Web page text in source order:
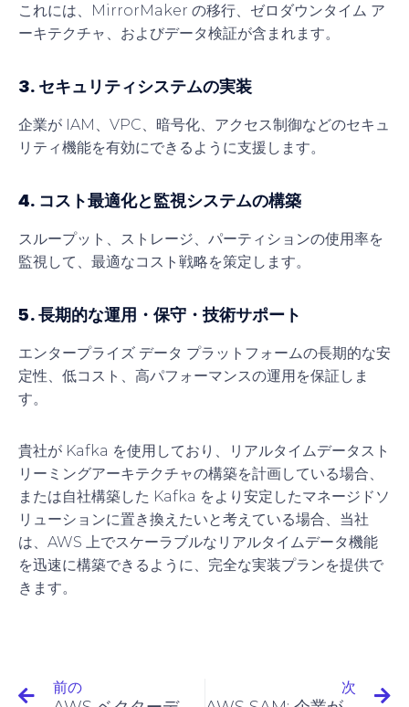
これには、MirrorMaker の移行、ゼロダウンタイム ア
ーキテクチャ、およびデータ検証が含まれます。
3. セキュリティシステムの実装
企業が IAM、VPC、暗号化、アクセス制御などのセキュ
リティ機能を有効にできるように支援します。
4. コスト最適化と監視システムの構築
スループット、ストレージ、パーティションの使用率を
監視して、最適なコスト戦略を策定します。
5. 長期的な運用・保守・技術サポート
エンタープライズ データ プラットフォームの長期的な安
定性、低コスト、高パフォーマンスの運用を保証しま
す。
貴社が Kafka を使用しており、リアルタイムデータスト
リーミングアーキテクチャの構築を計画している場合、
または自社構築した Kafka をより安定したマネージドソ
リューションに置き換えたいと考えている場合、当社
は、AWS 上でスケーラブルなリアルタイムデータ機能
を迅速に構築できるように、完全な実装プランを提供で
きます。
前の 次